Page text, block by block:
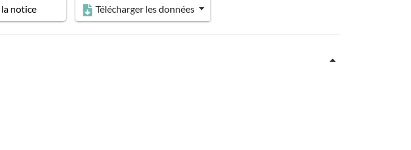
la notice Télécharger les données